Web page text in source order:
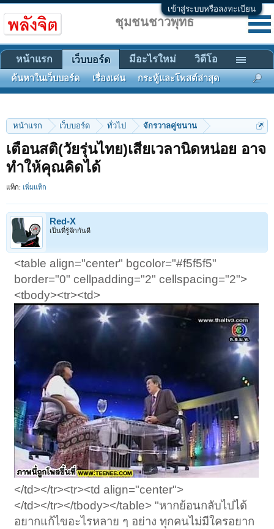
เข้าสู่ระบบหรือลงทะเบียน
หน้าแรก เว็บบอร์ด ทั่วไป จักรวาลคู่ขนาน
เตือนสติ(วัยรุ่นไทย)เสียเวลานิดหน่อย อาจ
ทำให้คุณคิดได้
แท็ก: เพิ่มแท็ก
Red-X
เป็นที่รู้จักกันดี
<table align="center" bgcolor="#f5f5f5"
border="0" cellpadding="2" cellspacing="2">
<tbody><tr><td>
</td></tr><tr><td align="center">
</td></tr></tbody></table> "หากย้อนกลับไปได้
อยากแก้ไขอะไรหลาย ๆ อย่าง ทุกคนไม่มีใครอยาก
ชุมชนชาวพุทธ
หน้าแรก เว็บบอร์ด
ค้นหาในเว็บบอร์ด เรื่องเด่น กระทู้และโพสต์ล่าสุด
มีอะไรใหม่ วิดีโอ